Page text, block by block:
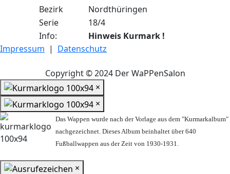
Bezirk
Nordthüringen
Serie
18/4
Info:
Hinweis Kurmark !
Impressum | Datenschutz
Copyright © 2024 Der WaPPenSalon
×
×
Das Wappen wurde nach der Vorlage aus dem "Kurmarkalbum"
nachgezeichnet. Dieses Album beinhaltet über 640
Fußballwappen aus der Zeit von 1930-1931.
×